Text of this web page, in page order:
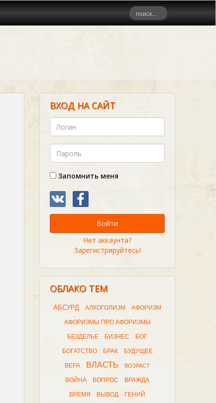
ВХОД НА САЙТ
Запомнить меня
Войти
Нет аккаунта?
Зарегистрируйтесь!
ОБЛАКО ТЕМ
АБСУРД АЛКОГОЛИЗМ АФОРИЗМ
АФОРИЗМЫ ПРО АФОРИЗМЫ
БЕЗДЕЛЬЕ БИЗНЕС БОГ
БОГАТСТВО БРАК БУДУЩЕЕ
ВЕРА ВЛАСТЬ ВОЗРАСТ
ВОЙНА ВОПРОС ВРАЖДА
ВРЕМЯ ВЫВОД ГЕНИЙ